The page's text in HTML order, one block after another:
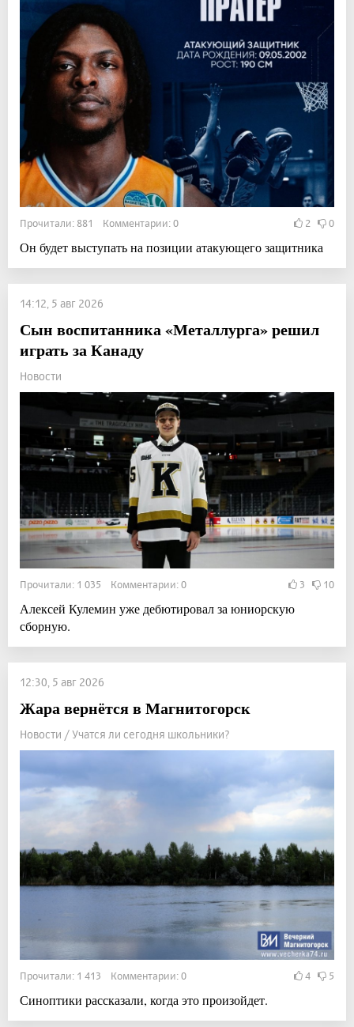
Прочитали: 881 Комментарии: 0 2 0
Он будет выступать на позиции атакующего защитника
14:12, 5 авг 2026
Сын воспитанника «Металлурга» решил
играть за Канаду
Новости
Прочитали: 1 035 Комментарии: 0 3 10
Алексей Кулемин уже дебютировал за юниорскую
сборную.
12:30, 5 авг 2026
Жара вернётся в Магнитогорск
Новости / Учатся ли сегодня школьники?
Прочитали: 1 413 Комментарии: 0 4 5
Синоптики рассказали, когда это произойдет.